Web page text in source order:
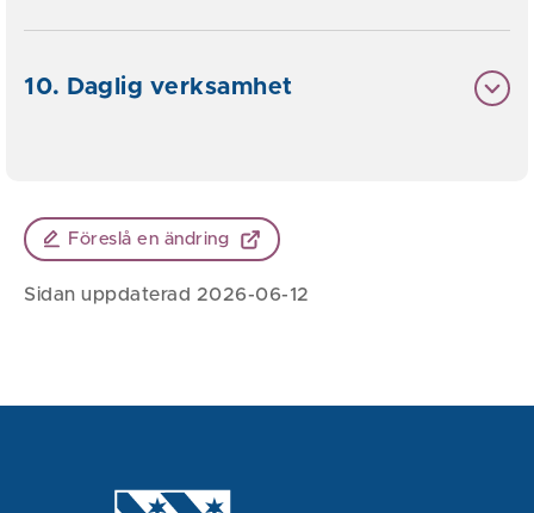
10. Daglig verksamhet
Föreslå en ändring
Sidan uppdaterad 2026-06-12